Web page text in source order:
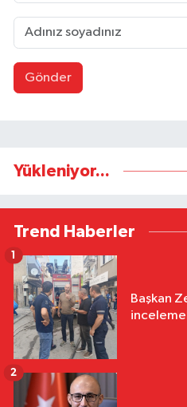
Gönder
Yükleniyor...
Trend Haberler
Başkan
1
2